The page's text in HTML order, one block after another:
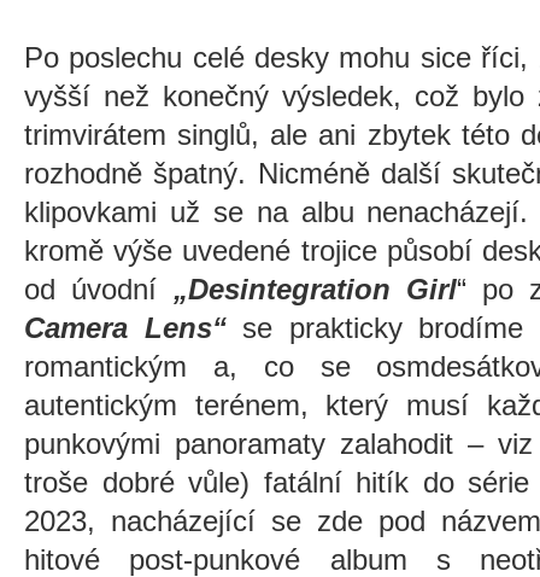
Po poslechu celé desky mohu sice
vyšší než konečný výsledek, což bylo
trimvirátem singlů, ale ani zbytek této
rozhodně špatný. Nicméně další
klipovkami už se na albu
kromě výše uvedené trojice působí
od úvodní „Desintegration Girl“ po
Camera Lens“se prakticky brodíme
romantickým a, co se
autentickým terénem, který musí
punkovými panoramaty zalahodit –
troše dobré vůle) fatální hitík do série
2023, nacházející se zde pod
hitové post-punkové album s